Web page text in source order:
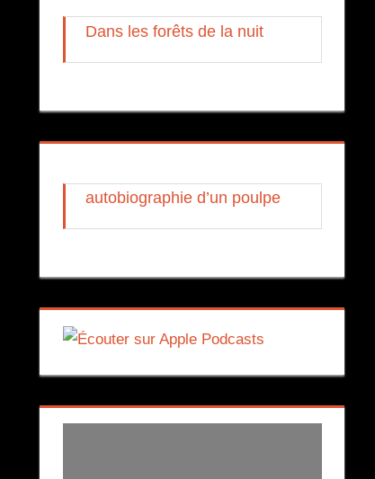
Dans les forêts de la nuit
autobiographie d’un poulpe